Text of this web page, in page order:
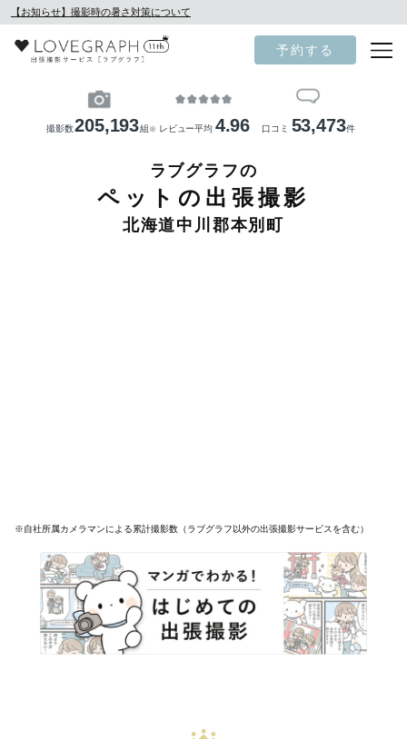
【お知らせ】撮影時の暑さ対策について
予約する
撮影数205,193組 ※ レビュー平均 4.96 口コミ 53,473件
ラブグラフの
ペットの出張撮影
北海道中川郡本別町
※自社所属カメラマンによる累計撮影数（ラブグラフ以外の出張撮影サービスを含む）